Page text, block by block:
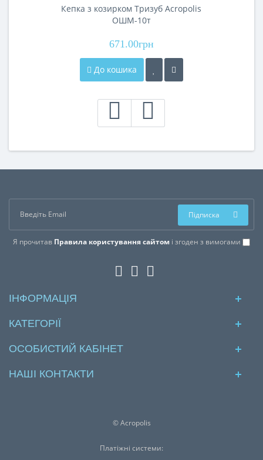
Кепка з козирком Тризуб Acropolis
ОШМ-10т
671.00грн
До кошика
Я прочитав Правила користування сайтом і згоден з вимогами
Підписка
ІНФОРМАЦІЯ
КАТЕГОРІЇ
ОСОБИСТИЙ КАБІНЕТ
НАШІ КОНТАКТИ
© Acropolis
Платіжні системи: